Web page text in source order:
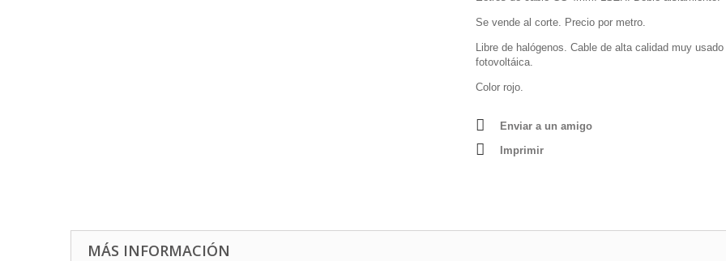
Se vende al corte. Precio por metro.
Libre de halógenos. Cable de alta calidad muy usado
fotovoltáica.
Color rojo.
Enviar a un amigo
Imprimir
MÁS INFORMACIÓN